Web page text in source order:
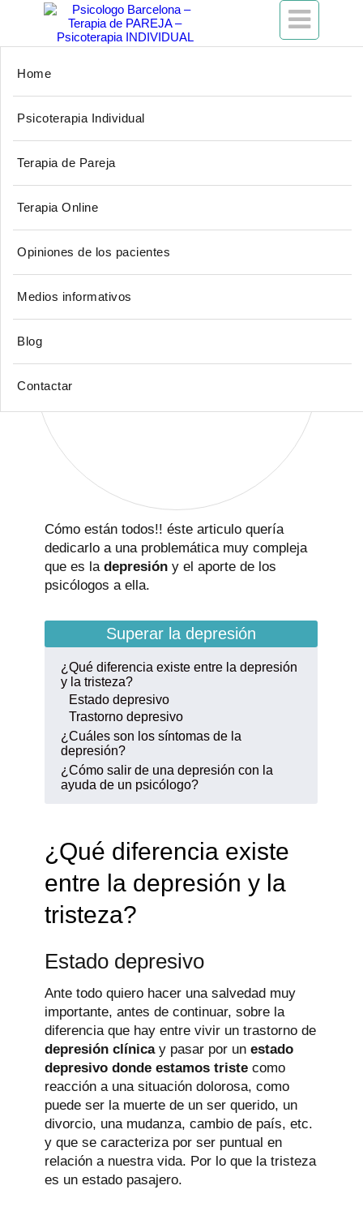

Home
Psicoterapia Individual
Terapia de Pareja
Terapia Online
Opiniones de los pacientes
Medios informativos
Blog
Contactar
Depresión:
características y
aportes de la
Psicoterapia
Cómo están todos!! éste articulo quería
dedicarlo a una problemática muy compleja
que es la depresión y el aporte de los
psicólogos a ella.
Superar la depresión
¿Qué diferencia existe entre la depresión
y la tristeza?
Estado depresivo
Trastorno depresivo
¿Cuáles son los síntomas de la
depresión?
¿Cómo salir de una depresión con la
ayuda de un psicólogo?
¿Qué diferencia existe
entre la depresión y la
tristeza?
Estado depresivo
Ante todo quiero hacer una salvedad muy
importante, antes de continuar, sobre la
diferencia que hay entre vivir un trastorno de
depresión clínicay pasar por un estado
depresivo donde estamos triste como
reacción a una situación dolorosa, como
puede ser la muerte de un ser querido, un
divorcio, una mudanza, cambio de país, etc.
y que se caracteriza por ser puntual en
relación a nuestra vida. Por lo que la tristeza
es un estado pasajero.